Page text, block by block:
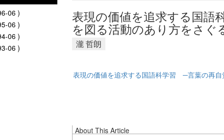
06 )
06 )
06 )
06 )
表現の価値を追求する国
を図る活動のあり方をさぐ
瀧 哲朗
表現の価値を追求する国語科学習 ─言葉の再
About This Article